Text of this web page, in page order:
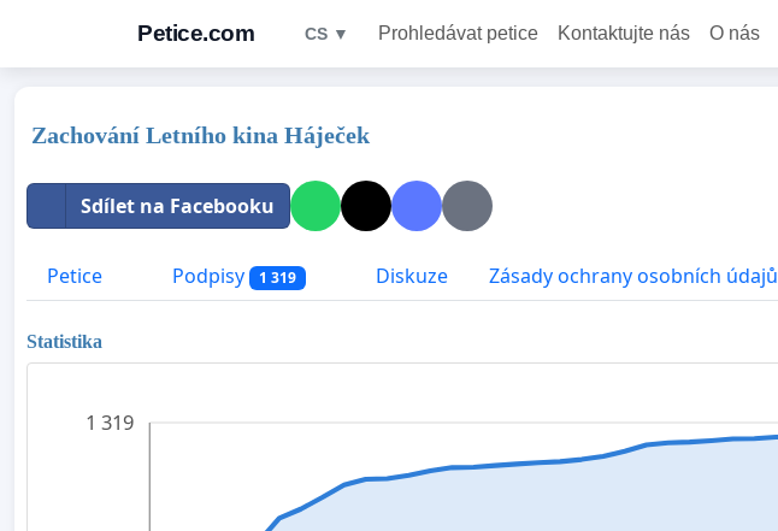
Petice.com CS ▼ Prohledávat petice Kontaktujte nás O nás
Zachování Letního kina Háječek
Sdílet na Facebooku
Petice Podpisy 1 319 Diskuze Zásady ochrany osobních údajů
Statistika
1 319